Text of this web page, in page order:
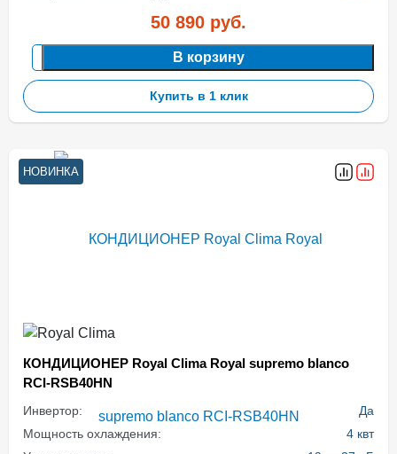
50 890 руб.
В корзину
Купить в 1 клик
НОВИНКА
КОНДИЦИОНЕР Royal Clima Royal supremo blanco
RCI-RSB40HN
Инвертор:
Да
Мощность охлаждения:
4 квт